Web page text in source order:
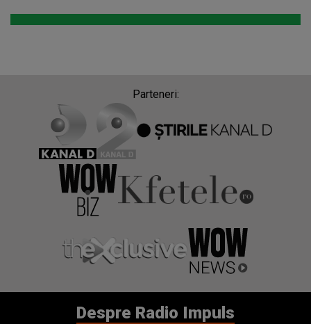
Parteneri:
Despre Radio Impuls